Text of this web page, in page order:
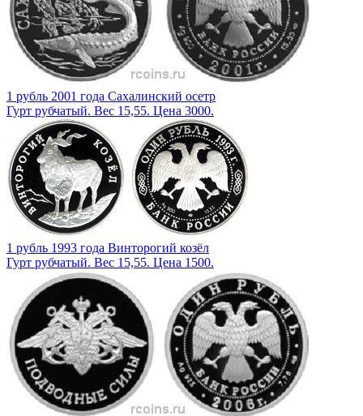
1 рубль 2001 года Сахалинский осетр
Гурт рубчатый. Вес 15,55. Цена 3000.
1 рубль 1993 года Винторогий козёл
Гурт рубчатый. Вес 15,55. Цена 1500.